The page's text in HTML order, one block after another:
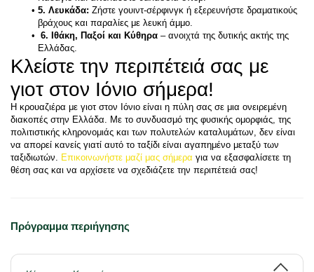
5. Λευκάδα: Ζήστε γουιντ-σέρφινγκ ή εξερευνήστε δραματικούς
βράχους και παραλίες με λευκή άμμο.
6. Ιθάκη, Παξοί και Κύθηρα – ανοιχτά της δυτικής ακτής της
Ελλάδας.
Κλείστε την περιπέτειά σας με
γιοτ στον Ιόνιο σήμερα!
Η κρουαζιέρα με γιοτ στον Ιόνιο είναι η πύλη σας σε μια ονειρεμένη
διακοπές στην Ελλάδα. Με το συνδυασμό της φυσικής ομορφιάς, της
πολιτιστικής κληρονομιάς και των πολυτελών καταλυμάτων, δεν είναι
να απορεί κανείς γιατί αυτό το ταξίδι είναι αγαπημένο μεταξύ των
ταξιδιωτών. Επικοινωνήστε μαζί μας σήμερα για να εξασφαλίσετε τη
θέση σας και να αρχίσετε να σχεδιάζετε την περιπέτειά σας!
Πρόγραμμα περιήγησης